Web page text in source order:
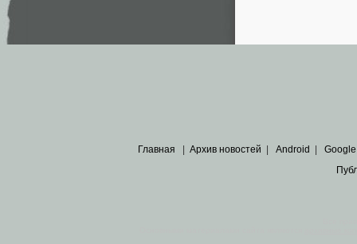
Главная | Архив новостей | Android | Google